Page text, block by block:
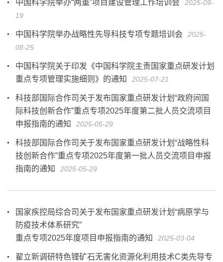
中国科学院举办“两重”项目建设管理工作培训会
2025-09-
19
中国科学院举办战略性先导科技专项专题培训会
2025-
08-25
中国科学院关于印发《中国科学院主责国家重点研发计划
重点专项管理实施细则》的通知
2025-07-21
科技部国际合作司关于发布国家重点研发计划“政府间国
际科技创新合作”重点专项2025年度第二批人员交流项目
申报指南的通知
2025-05-29
科技部国际合作司关于发布国家重点研发计划“战略性科
技创新合作”重点专项2025年度第一批人员交流项目申报
指南的通知
2025-05-29
国家疾控局综合司关于发布国家重点研发计划“病原学与
防疫技术体系研究”
重点专项2025年度项目申报指南的通知
2025-03-04
翟立新调研特色锂矿石无害化资源化利用技术C类先导专